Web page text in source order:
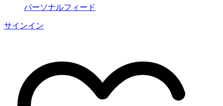
パーソナルフィード
サインイン